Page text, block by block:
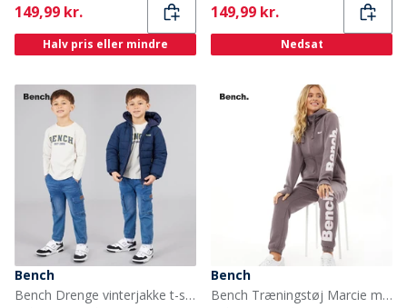
Current
149,99 kr.
Halv pris eller mindre
Current
149,99 kr.
Nedsat
Bench
Bench Drenge vinterjakke t-shirt og jeans sæt Blå
Bench
Bench Træningstøj Marcie med lynlås Antracit - Kvinder